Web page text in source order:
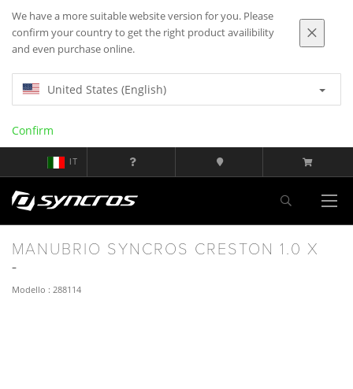
We have a more suitable website version for you. Please
confirm your country to get the right product availibility
and even purchase online.
United States (English)
Confirm
IT
MANUBRIO SYNCROS CRESTON 1.0 X
Modello : 288114